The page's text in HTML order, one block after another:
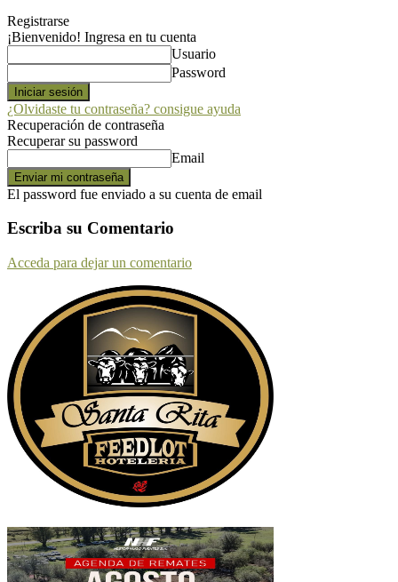
Registrarse
¡Bienvenido! Ingresa en tu cuenta
Usuario
Password
¿Olvidaste tu contraseña? consigue ayuda
Recuperación de contraseña
Recuperar su password
Email
El password fue enviado a su cuenta de email
Escriba su Comentario
Acceda para dejar un comentario